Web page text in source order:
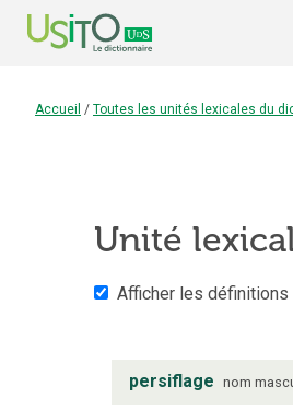
Accueil / Toutes les unités lexicales du
Unité
Afficher les définitions
persiflage nom